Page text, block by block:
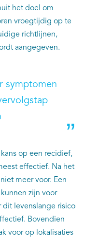
het doel om
vroegtijdig op te
richtlijnen,
aangegeven.
symptomen
op een recidief,
effectief. Na het
meer voor. Een
zijn voor
dit levenslange risico
Bovendien
voor op lokalisaties